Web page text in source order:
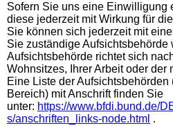
Sofern Sie uns eine Einwilligung
diese jederzeit mit Wirkung für
Sie können sich jederzeit mit
Sie zuständige Aufsichtsbehörde
Aufsichtsbehörde richtet sich
Wohnsitzes, Ihrer Arbeit oder der
Eine Liste der
Bereich) mit Anschrift finden Sie
unter: https://www.bfdi.bund.de/
s/anschriften_links-node.html .